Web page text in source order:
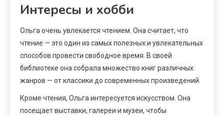
Интересы и хобби
Ольга очень увлекается чтением. Она считает, что
чтение — это один из самых полезных и увлекательных
способов провести свободное время. В своей
библиотеке она собрала множество книг различных
жанров — от классики до современных произведений.
Кроме чтения, Ольга интересуется искусством. Она
посещает выставки, галереи и музеи, чтобы